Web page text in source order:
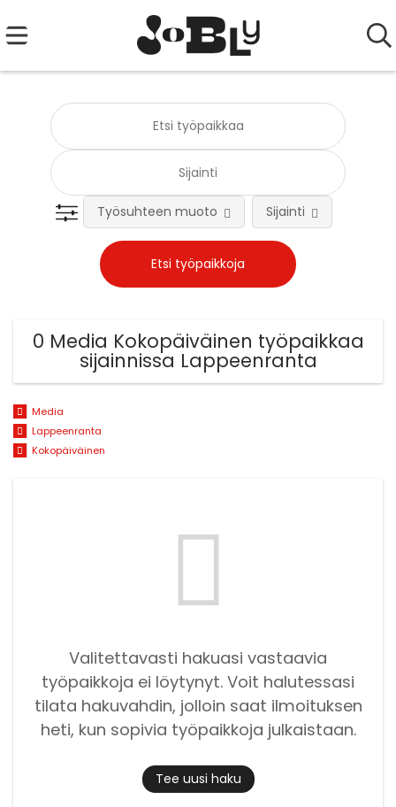
Työsuhteen muoto Sijainti
0 Media Kokopäiväinen työpaikkaa
sijainnissa Lappeenranta
Media
Lappeenranta
Kokopäiväinen
Valitettavasti hakuasi vastaavia
työpaikkoja ei löytynyt. Voit halutessasi
tilata hakuvahdin, jolloin saat ilmoituksen
heti, kun sopivia työpaikkoja julkaistaan.
Tee uusi haku